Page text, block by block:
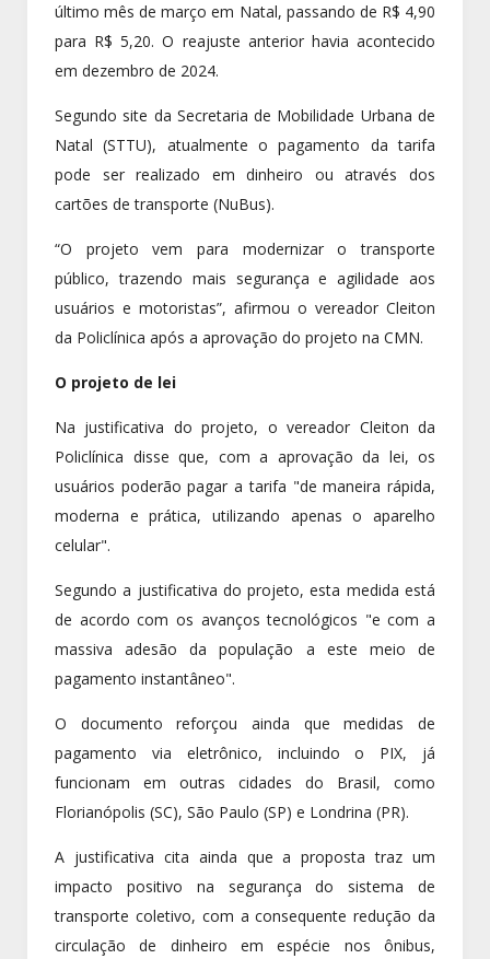
último mês de março em Natal, passando de R$ 4,90
para R$ 5,20. O reajuste anterior havia acontecido
em dezembro de 2024.
Segundo site da Secretaria de Mobilidade Urbana de
Natal (STTU), atualmente o pagamento da tarifa
pode ser realizado em dinheiro ou através dos
cartões de transporte (NuBus).
“O projeto vem para modernizar o transporte
público, trazendo mais segurança e agilidade aos
usuários e motoristas”, afirmou o vereador Cleiton
da Policlínica após a aprovação do projeto na CMN.
O projeto de lei
Na justificativa do projeto, o vereador Cleiton da
Policlínica disse que, com a aprovação da lei, os
usuários poderão pagar a tarifa "de maneira rápida,
moderna e prática, utilizando apenas o aparelho
celular".
Segundo a justificativa do projeto, esta medida está
de acordo com os avanços tecnológicos "e com a
massiva adesão da população a este meio de
pagamento instantâneo".
O documento reforçou ainda que medidas de
pagamento via eletrônico, incluindo o PIX, já
funcionam em outras cidades do Brasil, como
Florianópolis (SC), São Paulo (SP) e Londrina (PR).
A justificativa cita ainda que a proposta traz um
impacto positivo na segurança do sistema de
transporte coletivo, com a consequente redução da
circulação de dinheiro em espécie nos ônibus,